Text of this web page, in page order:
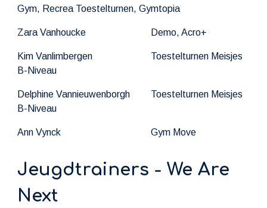
Gym, Recrea Toestel turnen, Gymtopia
Zara Vanhoucke Demo, Acro+
Kim Vanlimbergen Toestel turnen Meisjes
B-Niveau
Delphine Vannieuwenborgh Toestel turnen Meisjes
B-Niveau
Ann Vynck Gym Move
Jeugdtrainers - We Are
Next